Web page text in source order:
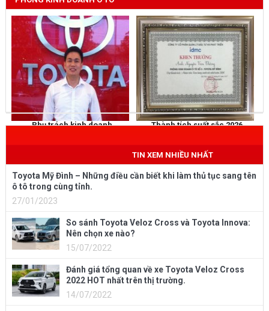
Phụ trách kinh doanh Thành tích suất sắc 2026
TIN XEM NHIỀU NHẤT
Toyota Mỹ Đình – Những điều cần biết khi làm thủ tục sang tên
ô tô trong cùng tỉnh.
27/01/2023
So sánh Toyota Veloz Cross và Toyota Innova:
Nên chọn xe nào?
15/07/2022
Đánh giá tổng quan về xe Toyota Veloz Cross
2022 HOT nhất trên thị trường.
14/07/2022